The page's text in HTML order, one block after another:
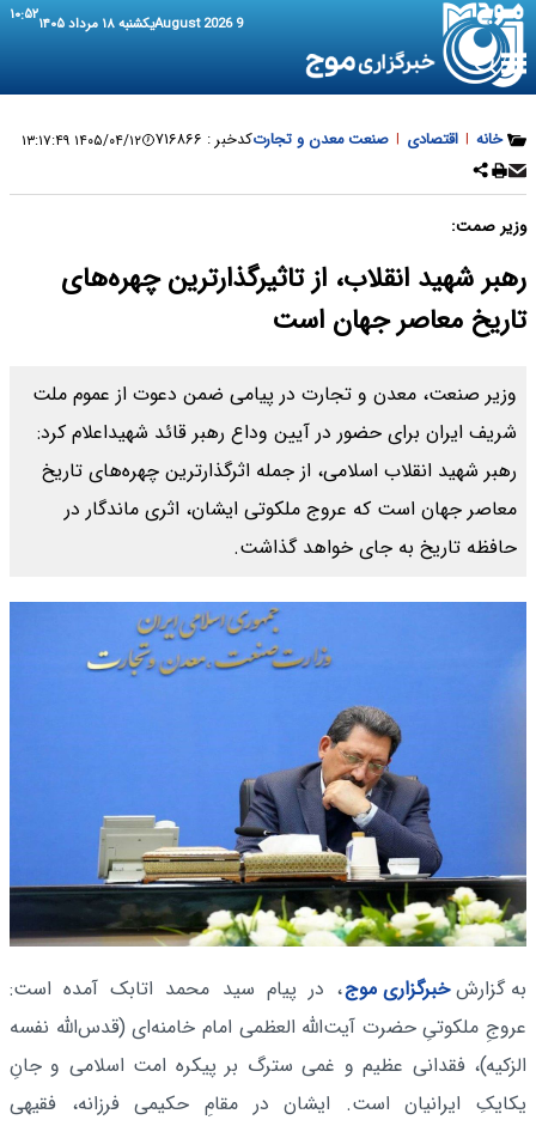
9 August 2026 یکشنبه ۱۸ مرداد ۱۴۰۵ ۱۰:۵۲
خانه | اقتصادی | صنعت معدن و تجارتکدخبر : ۷۱۶۸۶۶ ۱۴۰۵/۰۴/۱۲ ۱۳:۱۷:۴۹
وزیر صمت:
رهبر شهید انقلاب، از تاثیرگذارترین چهره‌های
تاریخ معاصر جهان است
وزیر صنعت، معدن و تجارت در پیامی ضمن دعوت از عموم ملت
شریف ایران برای حضور در آیین وداع رهبر قائد شهیداعلام کرد:
رهبر شهید انقلاب اسلامی، از جمله اثرگذارترین چهره‌های تاریخ
معاصر جهان است که عروج ملکوتی ایشان، اثری ماندگار در
حافظه تاریخ به جای خواهد گذاشت.
به گزارشخبرگزاری موج، در پیام سید محمد اتابک آمده است:
عروجِ ملکوتیِ حضرت آیت‌الله العظمی امام خامنه‌ای (قدس‌الله نفسه
الزکیه)، فقدانی عظیم و غمی سترگ بر پیکره‌ امت اسلامی و جانِ
یکایکِ ایرانیان است. ایشان در مقامِ حکیمی فرزانه، فقیهی